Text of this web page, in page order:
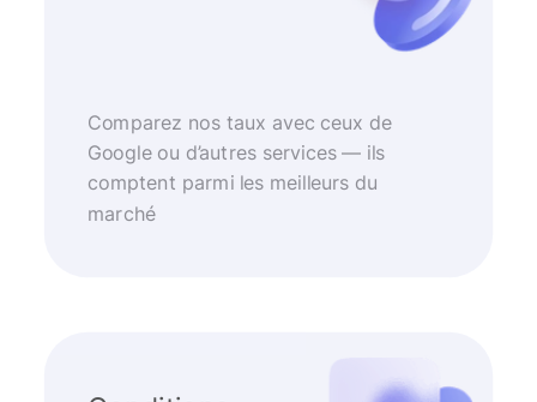
Comparez nos taux avec ceux de
Google ou d’autres services — ils
comptent parmi les meilleurs du
marché